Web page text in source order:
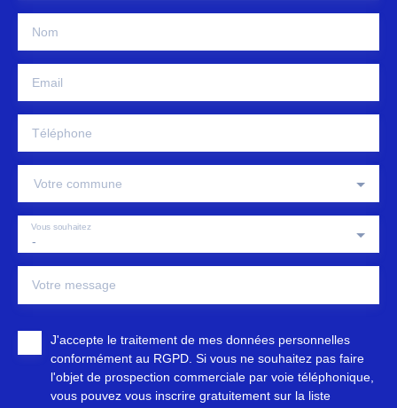
Nom
Email
Téléphone
Votre commune
-
Vous souhaitez
Votre message
J'accepte le traitement de mes données personnelles
conformément au RGPD. Si vous ne souhaitez pas faire
l'objet de prospection commerciale par voie téléphonique,
vous pouvez vous inscrire gratuitement sur la liste